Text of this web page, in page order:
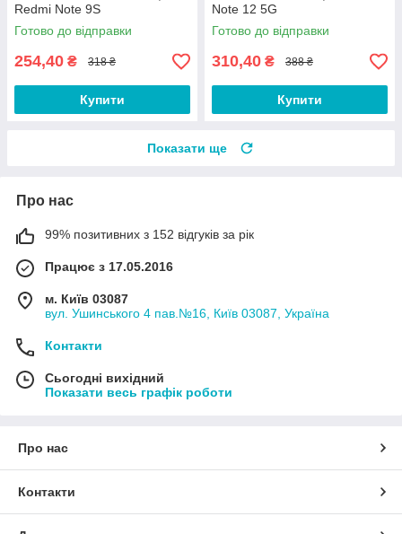
Redmi Note 9S
Готово до відправки
254,40 ₴ 318 ₴
Купити
Note 12 5G
Готово до відправки
310,40 ₴ 388 ₴
Купити
Показати ще
Про нас
99% позитивних з 152 відгуків за рік
Працює з 17.05.2016
м. Київ 03087
вул. Ушинського 4 пав.№16, Київ 03087, Україна
Контакти
Сьогодні вихідний
Показати весь графік роботи
Про нас
Контакти